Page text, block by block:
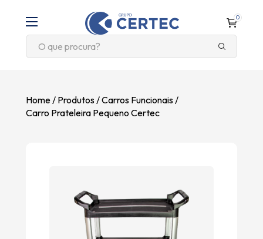
0
Home Produtos Carros Funcionais
Carro Prateleira Pequeno Certec